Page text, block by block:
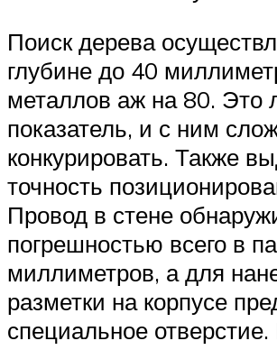
Поиск дерева
глубине до 40
металлов аж на 80. Это
показатель, и с ним
конкурировать. Также
точность
Провод в стене
погрешностью всего в
миллиметров, а для
разметки на корпусе
специальное